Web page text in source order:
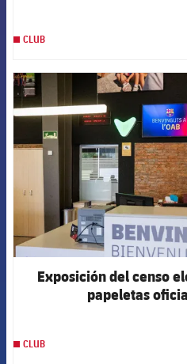
CLUB
Exposición del censo
papeletas
CLUB